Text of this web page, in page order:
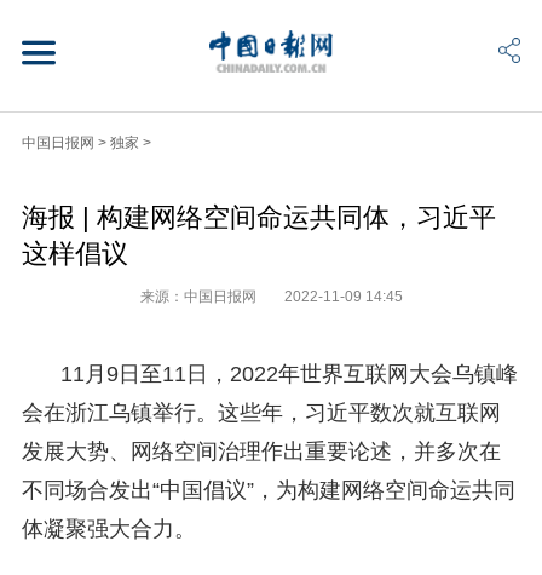
中国日报网 > 独家 >
海报 | 构建网络空间命运共同体，习近平
这样倡议
来源：中国日报网 2022-11-09 14:45
11月9日至11日，2022年世界互联网大会乌镇峰
会在浙江乌镇举行。这些年，习近平数次就互联网
发展大势、网络空间治理作出重要论述，并多次在
不同场合发出“中国倡议”，为构建网络空间命运共同
体凝聚强大合力。